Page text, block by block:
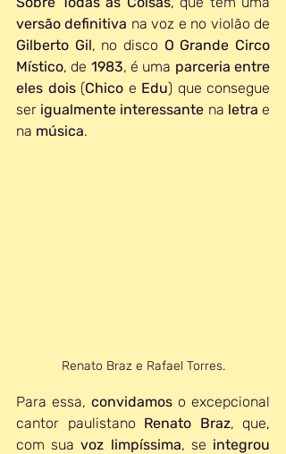
versão definitiva
Gilberto Gil, no disco O Grande Circo
Místico, de 1983, é uma parceria entre
eles dois (Chico e Edu) que consegue
ser igualmente interessante na letra e
na música.
Renato Braz e Rafael Torres.
Para essa, convidamos o excepcional
cantor paulistano Renato Braz, que,
com sua voz limpíssima, se